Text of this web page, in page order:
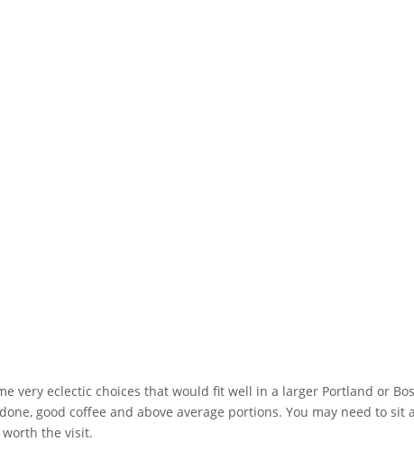
very eclectic choices that would fit well in a larger Portland or
good coffee and above average portions. You may need to sit
the visit.